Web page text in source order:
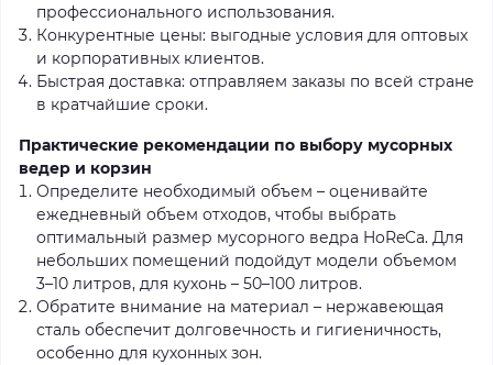
профессионального использования.
Конкурентные цены: выгодные условия для оптовых
и корпоративных клиентов.
Быстрая доставка: отправляем заказы по всей стране
в кратчайшие сроки.
Практические рекомендации по выбору мусорных
ведер и корзин
Определите необходимый объем – оценивайте
ежедневный объем отходов, чтобы выбрать
оптимальный размер мусорного ведра HoReCa. Для
небольших помещений подойдут модели объемом
3–10 литров, для кухонь – 50–100 литров.
Обратите внимание на материал – нержавеющая
сталь обеспечит долговечность и гигиеничность,
особенно для кухонных зон.